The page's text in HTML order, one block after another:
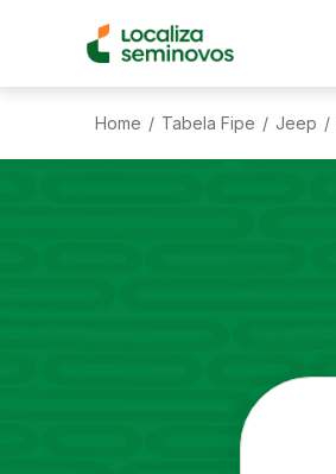
Home / Tabela Fipe / Jeep /